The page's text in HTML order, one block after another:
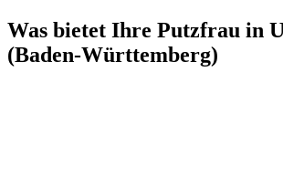
Was bietet Ihre Putzfrau in
(Baden-Württemberg)